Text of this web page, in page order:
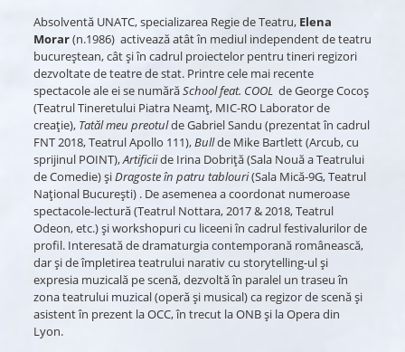
Absolventă UNATC, specializarea Regie de Teatru, Elena
Morar(n.1986) activează atât în mediul independent de teatru
bucureștean, cât și în cadrul proiectelor pentru tineri regizori
dezvoltate de teatre de stat. Printre cele mai recente
spectacole ale ei se numărăSchool feat. COOLde George Cocoș
(Teatrul Tineretului Piatra Neamț, MIC-RO Laborator de
creație), Tatăl meu preotulde Gabriel Sandu (prezentat în cadrul
FNT 2018, Teatrul Apollo 111),Bullde Mike Bartlett (Arcub, cu
sprijinul POINT),Artificiide Irina Dobriță (Sala Nouă a Teatrului
de Comedie) șiDragoste în patru tablouri(Sala Mică-9G, Teatrul
Național București) . De asemenea a coordonat numeroase
spectacole-lectură (Teatrul Nottara, 2017 & 2018, Teatrul
Odeon, etc.) și workshopuri cu liceeni în cadrul festivalurilor de
profil. Interesată de dramaturgia contemporană românească,
dar și de împletirea teatrului narativ cu storytelling-ul și
expresia muzicală pe scenă, dezvoltă în paralel un traseu în
zona teatrului muzical (operă și musical) ca regizor de scenă și
asistent în prezent la OCC, în trecut la ONB și la Opera din
Lyon.